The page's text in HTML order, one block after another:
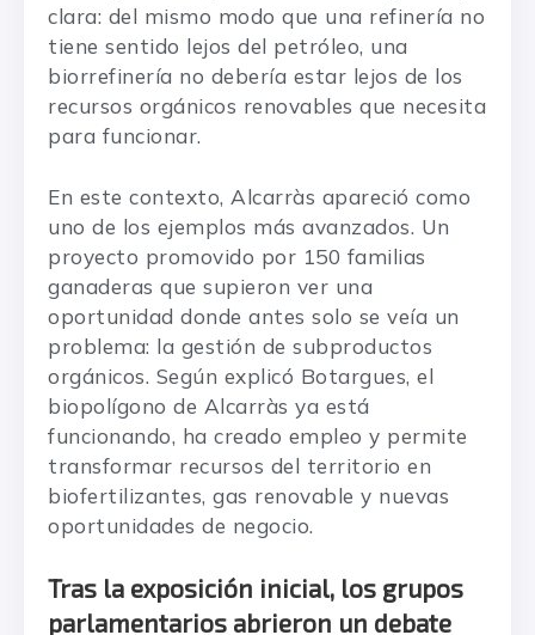
clara: del mismo modo que una refinería no
tiene sentido lejos del petróleo, una
biorrefinería no debería estar lejos de los
recursos orgánicos renovables que necesita
para funcionar.
En este contexto, Alcarràs apareció como
uno de los ejemplos más avanzados. Un
proyecto promovido por 150 familias
ganaderas que supieron ver una
oportunidad donde antes solo se veía un
problema: la gestión de subproductos
orgánicos. Según explicó Botargues, el
biopolígono de Alcarràs ya está
funcionando, ha creado empleo y permite
transformar recursos del territorio en
biofertilizantes, gas renovable y nuevas
oportunidades de negocio.
Tras la exposición inicial, los grupos
parlamentarios abrieron un debate